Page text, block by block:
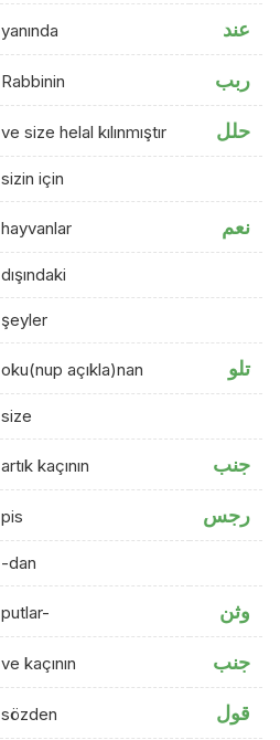
yanında عند
Rabbinin ربب
ve size helal kılınmıştır حلل
sizin için
hayvanlar نعم
dışındaki
şeyler
oku(nup açıkla)nan تلو
size
artık kaçının جنب
pis رجس
-dan
putlar- وثن
ve kaçının جنب
sözden قول